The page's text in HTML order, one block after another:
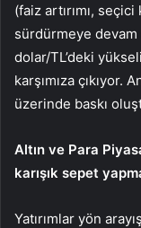
(faiz artırımı,
sürdürmeye
dolar/TL’deki
karşımıza
üzerinde baskı
Altın ve Para
karışık sepet
Yatırımlar yön